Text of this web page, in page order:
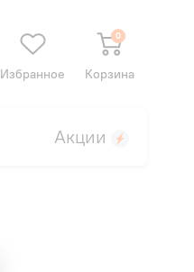
Избранное
0
Корзина
Акции